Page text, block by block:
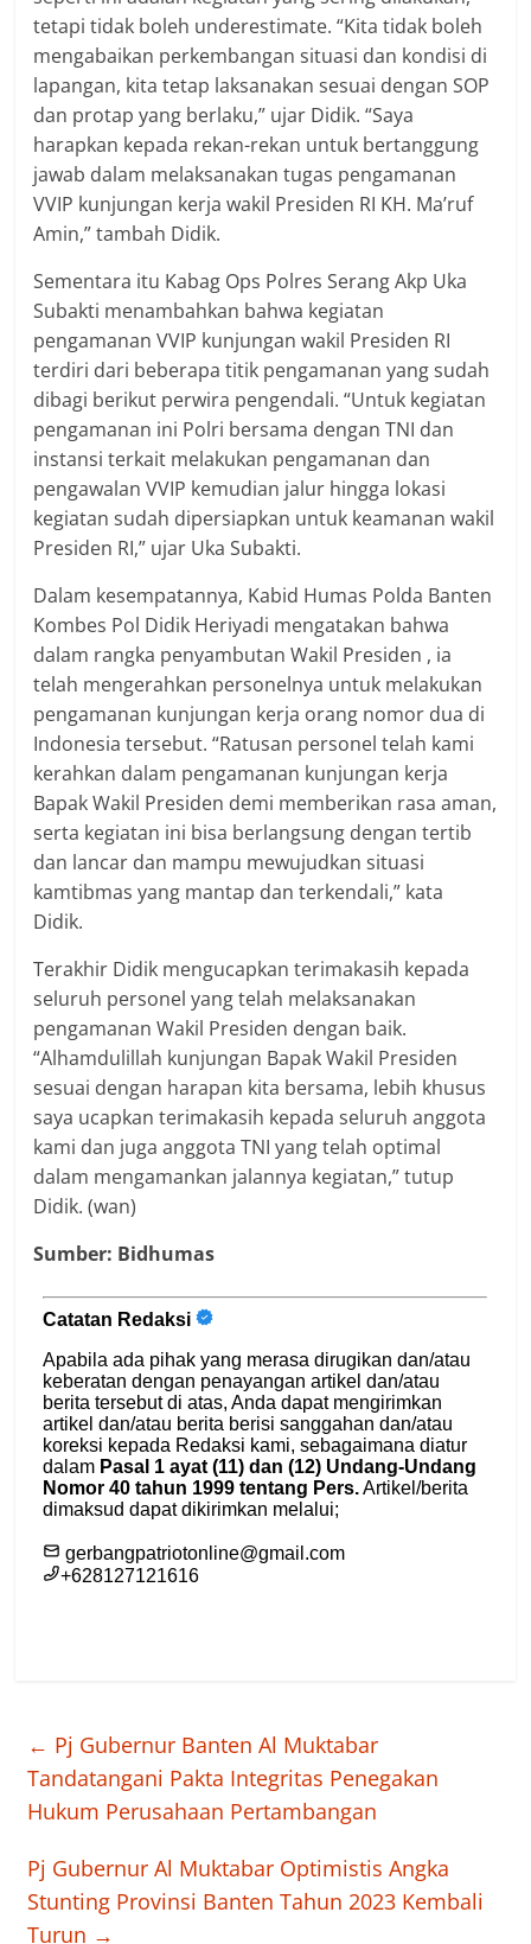
tetapi tidak boleh underestimate. “Kita tidak boleh
mengabaikan perkembangan situasi dan kondisi di
lapangan, kita tetap laksanakan sesuai dengan SOP
dan protap yang berlaku,” ujar Didik. “Saya
harapkan kepada rekan-rekan untuk bertanggung
jawab dalam melaksanakan tugas pengamanan
VVIP kunjungan kerja wakil Presiden RI KH. Ma’ruf
Amin,” tambah Didik.
Sementara itu Kabag Ops Polres Serang Akp Uka
Subakti menambahkan bahwa kegiatan
pengamanan VVIP kunjungan wakil Presiden RI
terdiri dari beberapa titik pengamanan yang sudah
dibagi berikut perwira pengendali. “Untuk kegiatan
pengamanan ini Polri bersama dengan TNI dan
instansi terkait melakukan pengamanan dan
pengawalan VVIP kemudian jalur hingga lokasi
kegiatan sudah dipersiapkan untuk keamanan wakil
Presiden RI,” ujar Uka Subakti.
Dalam kesempatannya, Kabid Humas Polda Banten
Kombes Pol Didik Heriyadi mengatakan bahwa
dalam rangka penyambutan Wakil Presiden , ia
telah mengerahkan personelnya untuk melakukan
pengamanan kunjungan kerja orang nomor dua di
Indonesia tersebut. “Ratusan personel telah kami
kerahkan dalam pengamanan kunjungan kerja
Bapak Wakil Presiden demi memberikan rasa aman,
serta kegiatan ini bisa berlangsung dengan tertib
dan lancar dan mampu mewujudkan situasi
kamtibmas yang mantap dan terkendali,” kata
Didik.
Terakhir Didik mengucapkan terimakasih kepada
seluruh personel yang telah melaksanakan
pengamanan Wakil Presiden dengan baik.
“Alhamdulillah kunjungan Bapak Wakil Presiden
sesuai dengan harapan kita bersama, lebih khusus
saya ucapkan terimakasih kepada seluruh anggota
kami dan juga anggota TNI yang telah optimal
dalam mengamankan jalannya kegiatan,” tutup
Didik. (wan)
Sumber: Bidhumas
← Pj Gubernur Banten Al Muktabar
Tandatangani Pakta Integritas Penegakan
Hukum Perusahaan Pertambangan
Pj Gubernur Al Muktabar Optimistis Angka
Stunting Provinsi Banten Tahun 2023 Kembali
Turun →